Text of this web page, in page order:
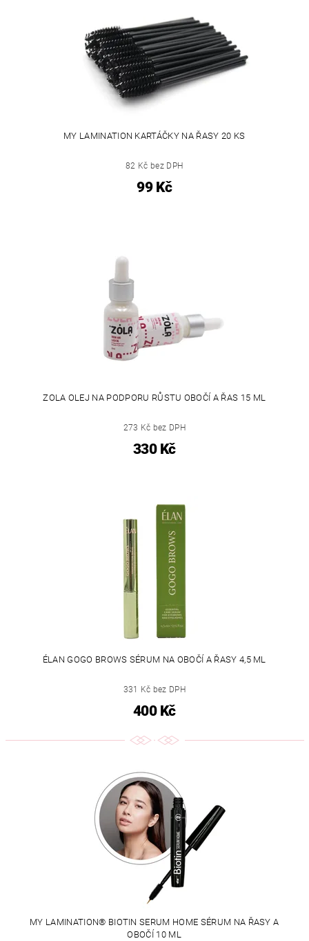
MY LAMINATION KARTÁČKY NA ŘASY 20 KS
82 Kč bez DPH
99 Kč
ZOLA OLEJ NA PODPORU RŮSTU OBOČÍ A ŘAS 15 ML
273 Kč bez DPH
330 Kč
ÉLAN GOGO BROWS SÉRUM NA OBOČÍ A ŘASY 4,5 ML
331 Kč bez DPH
400 Kč
MY LAMINATION® BIOTIN SERUM HOME SÉRUM NA ŘASY A
OBOČÍ 10 ML